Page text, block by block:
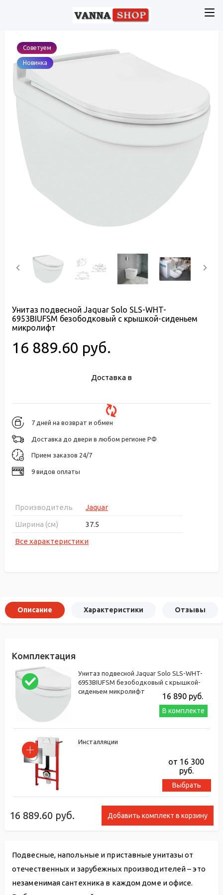
Советуем
Новинка
Унитаз подвесной Jaquar Solo SLS-WHT-
6953BIUFSM безободковый с крышкой-сиденьем
микролифт
16 889.60 руб.
Доставка в
7 дней на возврат и обмен
Доставка до двери в любом регионе РФ
Прием заказов 24/7
9 видов оплаты
Производитель
Jaquar
Ширина (см)
37.5
Все характеристики
Описание Характеристики Отзывы
Комплектация
16 889.60 руб. Добавить комплект в корзину
Унитаз подвесной Jaquar Solo SLS-WHT-
6953BIUFSM безободковый с крышкой-
сиденьем микролифт
16 890 руб.
В комплекте
Инсталляции
от 16 300
руб.
Выбрать
Подвесные, напольные и приставные унитазы от
отечественных и зарубежных производителей – это
незаменимая сантехника в каждом доме и офисе.